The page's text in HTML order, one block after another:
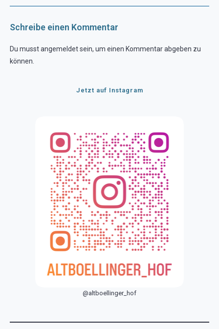
Schreibe einen Kommentar
Du musstangemeldetsein, um einen Kommentar abgeben zu
können.
Jetzt auf Instagram
@altboellinger_hof